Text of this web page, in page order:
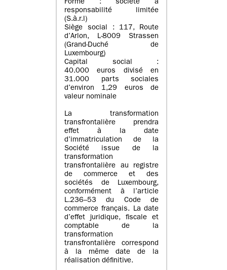
Forme : société à
responsabilité limitée
(S.à.r.l)
Siège social : 117, Route
d’Arlon, L-8009 Strassen
(Grand-Duché de
Luxembourg)
Capital social :
40.000 euros divisé en
31.000 parts sociales
d’environ 1,29 euros de
valeur nominale
La transformation
transfrontalière prendra
effet à la date
d’immatriculation de la
Société issue de la
transformation
transfrontalière au registre
de commerce et des
sociétés de Luxembourg,
conformément à l’article
L.236–53 du Code de
commerce français. La date
d’effet juridique, fiscale et
comptable de la
transformation
transfrontalière correspond
à la même date de la
réalisation définitive.